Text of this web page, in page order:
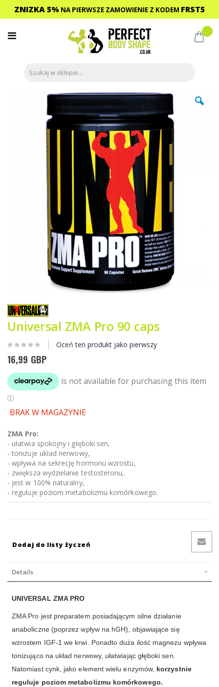
ZNIZKA 5% NA PIERWSZE ZAMOWIENIE Z KODEM FRST5
do
treści
Mój
na
początek
galerii
Universal ZMA Pro 90 caps
Oceń ten produkt jako pierwszy
16,99 GBP
BRAK W MAGAZYNIE
ZMA Pro:
- ułatwia spokojny i głęboki sen,
- tonizuje układ nerwowy,
- wpływa na sekrecję hormonu wzrostu,
- zwiększa wydzielanie testosteronu,
- jest w 100% naturalny,
- reguluje poziom metabolizmu komórkowego.
Dodaj do listy życzeń
Details
UNIVERSAL ZMA PRO
ZMA Pro jest preparatem posiadającym silne działanie
anaboliczne (poprzez wpływ na hGH), objawiające się
wzrostem IGF-1 we krwi. Ponadto duża ilość magnezu wpływa
tonizująco na układ nerwowy, ułatwiając głęboki sen.
Natomiast cynk, jako element wielu enzymów, korzystnie
reguluje poziom metabolizmu komórkowego.